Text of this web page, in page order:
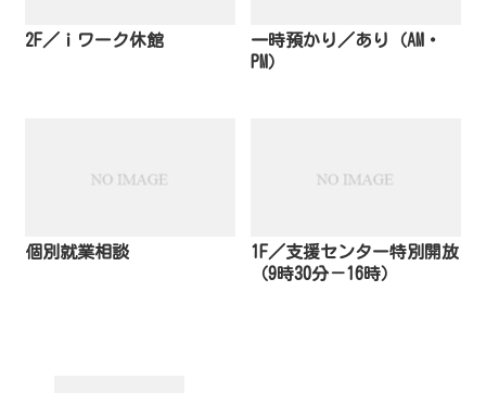
2F／ｉワーク休館
一時預かり／あり（AM・
PM）
個別就業相談
1F／支援センター特別開放
（9時30分－16時）